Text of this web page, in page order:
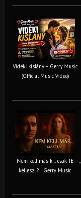
Vidéki kislány – Gerry Music
(Official Music Video)
Nem kell másik… csak TE
kellesz ? | Gerry Music